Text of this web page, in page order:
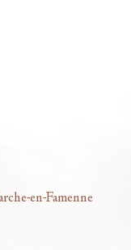
en-Famenne